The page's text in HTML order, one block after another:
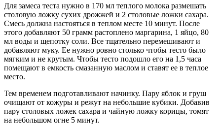
Для замеса теста нужно в 170 мл теплого молока размешать
столовую ложку сухих дрожжей и 2 столовые ложки сахара.
Смесь должна настояться в теплом месте 10 минут. После
этого добавляют 50 грамм растоплено маргарина, 1 яйцо, 80
мл воды и щепотку соли. Все тщательно перемешивают и
добавляют муку. Ее нужно ровно столько чтобы тесто было
мягким и не крутым. Чтобы тесто подошло его на 1,5 часа
помещают в емкость смазанную маслом и ставят ее в теплое
место.
Тем временем подготавливают начинку. Пару яблок и груш
очищают от кожуры и режут на небольшие кубики. Добавив
пару столовых ложек сахара и чайную ложку корицы, томят
на небольшом огне 5 минут.